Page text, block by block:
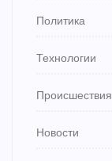
Политика
Технологии
Происшествия
Новости